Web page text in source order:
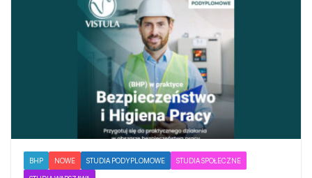
BHP NOWE STUDIA PODYPLOMOWE STUDIA SPOŁECZNE